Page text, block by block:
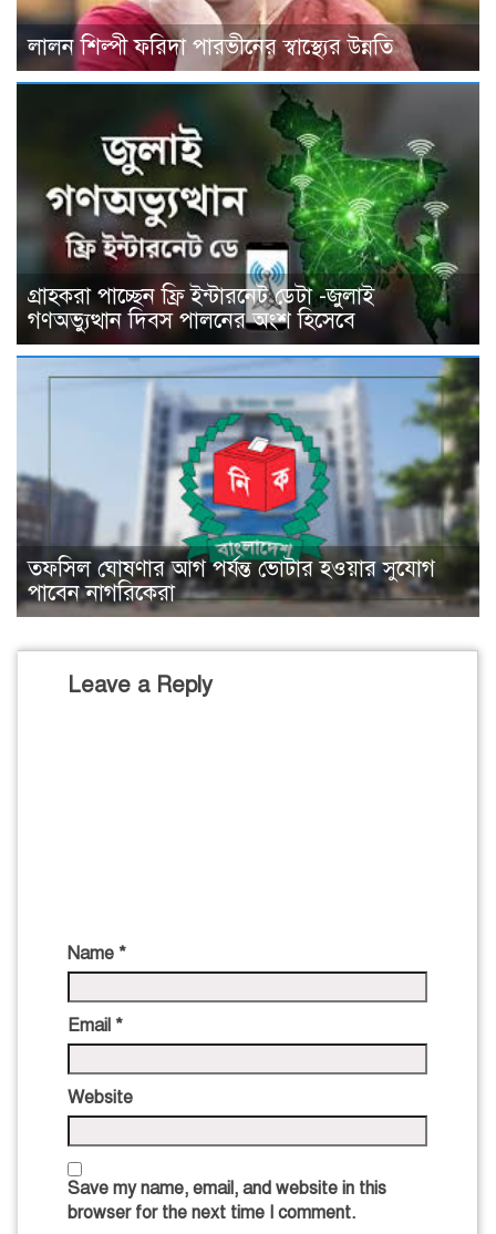
লালন শিল্পী ফরিদা পারভীনের স্বাস্থ্যের উন্নতি
গ্রাহকরা পাচ্ছেন ফ্রি ইন্টারনেট ডেটা -জুলাই
গণঅভ্যুত্থান দিবস পালনের অংশ হিসেবে
তফসিল ঘোষণার আগ পর্যন্ত ভোটার হওয়ার সুযোগ
পাবেন নাগরিকেরা
Leave a Reply
Name *
Email *
Website
Save my name, email, and website in this
browser for the next time I comment.